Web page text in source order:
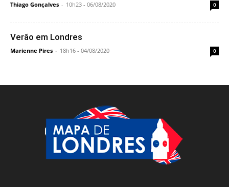
Thiago Gonçalves - 10h23 - 06/08/2020 0
Verão em Londres
Marienne Pires - 18h16 - 04/08/2020 0